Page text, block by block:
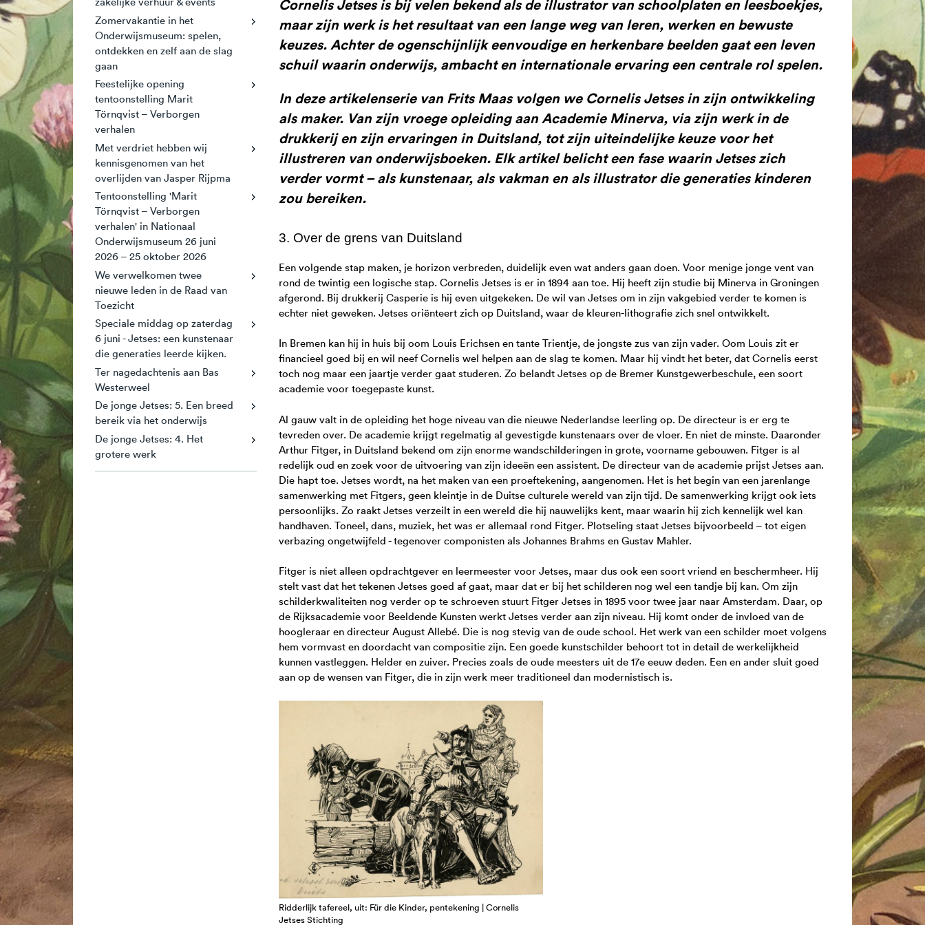
Zomervakantie in het
Onderwijsmuseum: spelen,
ontdekken en zelf aan de slag
gaan
Feestelijke opening
tentoonstelling Marit
Törnqvist – Verborgen
verhalen
Met verdriet hebben wij
kennisgenomen van het
overlijden van Jasper Rijpma
Tentoonstelling 'Marit
Törnqvist – Verborgen
verhalen' in Nationaal
Onderwijsmuseum 26 juni
2026 – 25 oktober 2026
We verwelkomen twee
nieuwe leden in de Raad van
Toezicht
Speciale middag op zaterdag
6 juni - Jetses: een kunstenaar
die generaties leerde kijken.
Ter nagedachtenis aan Bas
Westerweel
De jonge Jetses: 5. Een breed
bereik via het onderwijs
De jonge Jetses: 4. Het
grotere werk
Cornelis Jetses is bij velen bekend als de illustrator van schoolplaten en leesboekjes,
maar zijn werk is het resultaat van een lange weg van leren, werken en bewuste
keuzes. Achter de ogenschijnlijk eenvoudige en herkenbare beelden gaat een leven
schuil waarin onderwijs, ambacht en internationale ervaring een centrale rol spelen.
In deze artikelenserie van Frits Maas volgen we Cornelis Jetses in zijn ontwikkeling
als maker. Van zijn vroege opleiding aan Academie Minerva, via zijn werk in de
drukkerij en zijn ervaringen in Duitsland, tot zijn uiteindelijke keuze voor het
illustreren van onderwijsboeken. Elk artikel belicht een fase waarin Jetses zich
verder vormt – als kunstenaar, als vakman en als illustrator die generaties kinderen
zou bereiken.
3. Over de grens van Duitsland
Een volgende stap maken, je horizon verbreden, duidelijk even wat anders gaan doen. Voor menige jonge vent van
rond de twintig een logische stap. Cornelis Jetses is er in 1894 aan toe. Hij heeft zijn studie bij Minerva in Groningen
afgerond. Bij drukkerij Casperie is hij even uitgekeken. De wil van Jetses om in zijn vakgebied verder te komen is
echter niet geweken. Jetses oriënteert zich op Duitsland, waar de kleuren-lithografie zich snel ontwikkelt.
In Bremen kan hij in huis bij oom Louis Erichsen en tante Trientje, de jongste zus van zijn vader. Oom Louis zit er
financieel goed bij en wil neef Cornelis wel helpen aan de slag te komen. Maar hij vindt het beter, dat Cornelis eerst
toch nog maar een jaartje verder gaat studeren. Zo belandt Jetses op de Bremer Kunstgewerbeschule, een soort
academie voor toegepaste kunst.
Al gauw valt in de opleiding het hoge niveau van die nieuwe Nederlandse leerling op. De directeur is er erg te
tevreden over. De academie krijgt regelmatig al gevestigde kunstenaars over de vloer. En niet de minste. Daaronder
Arthur Fitger, in Duitsland bekend om zijn enorme wandschilderingen in grote, voorname gebouwen. Fitger is al
redelijk oud en zoek voor de uitvoering van zijn ideeën een assistent. De directeur van de academie prijst Jetses aan.
Die hapt toe. Jetses wordt, na het maken van een proeftekening, aangenomen. Het is het begin van een jarenlange
samenwerking met Fitgers, geen kleintje in de Duitse culturele wereld van zijn tijd. De samenwerking krijgt ook iets
persoonlijks. Zo raakt Jetses verzeilt in een wereld die hij nauwelijks kent, maar waarin hij zich kennelijk wel kan
handhaven. Toneel, dans, muziek, het was er allemaal rond Fitger. Plotseling staat Jetses bijvoorbeeld – tot eigen
verbazing ongetwijfeld - tegenover componisten als Johannes Brahms en Gustav Mahler.
Fitger is niet alleen opdrachtgever en leermeester voor Jetses, maar dus ook een soort vriend en beschermheer. Hij
stelt vast dat het tekenen Jetses goed af gaat, maar dat er bij het schilderen nog wel een tandje bij kan. Om zijn
schilderkwaliteiten nog verder op te schroeven stuurt Fitger Jetses in 1895 voor twee jaar naar Amsterdam. Daar, op
de Rijksacademie voor Beeldende Kunsten werkt Jetses verder aan zijn niveau. Hij komt onder de invloed van de
hoogleraar en directeur August Allebé. Die is nog stevig van de oude school. Het werk van een schilder moet volgens
hem vormvast en doordacht van compositie zijn. Een goede kunstschilder behoort tot in detail de werkelijkheid
kunnen vastleggen. Helder en zuiver. Precies zoals de oude meesters uit de 17e eeuw deden. Een en ander sluit goed
aan op de wensen van Fitger, die in zijn werk meer traditioneel dan modernistisch is.
Ridderlijk tafereel, uit: Für die Kinder, pentekening | Cornelis
Jetses Stichting